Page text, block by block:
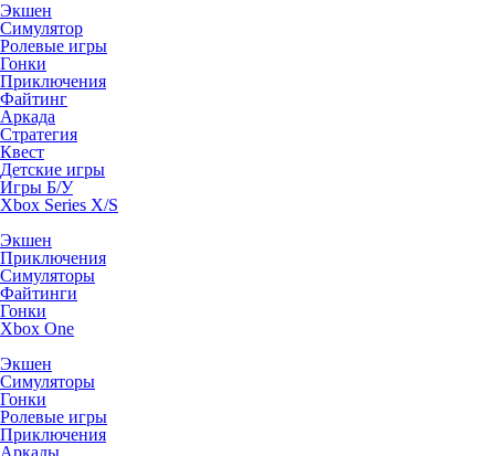
Экшен
Симулятор
Ролевые игры
Гонки
Приключения
Файтинг
Аркада
Стратегия
Квест
Детские игры
Игры Б/У
Xbox Series X/S
Экшен
Приключения
Симуляторы
Файтинги
Гонки
Xbox One
Экшен
Симуляторы
Гонки
Ролевые игры
Приключения
Аркады